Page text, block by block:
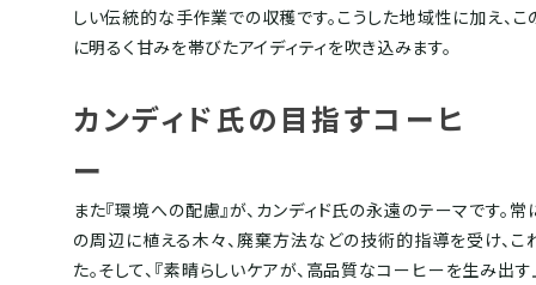
しい伝統的な手作業での収穫です。こうした地域性に加え、
に明るく甘みを帯びたアイディティを吹き込みます。
カンディド氏の目指すコーヒ
ー
また『環境への配慮』が、カンディド氏の永遠のテーマです。
の周辺に植える木々、廃棄方法などの技術的指導を受け、
た。そして、『素晴らしいケアが、高品質なコーヒーを生み出